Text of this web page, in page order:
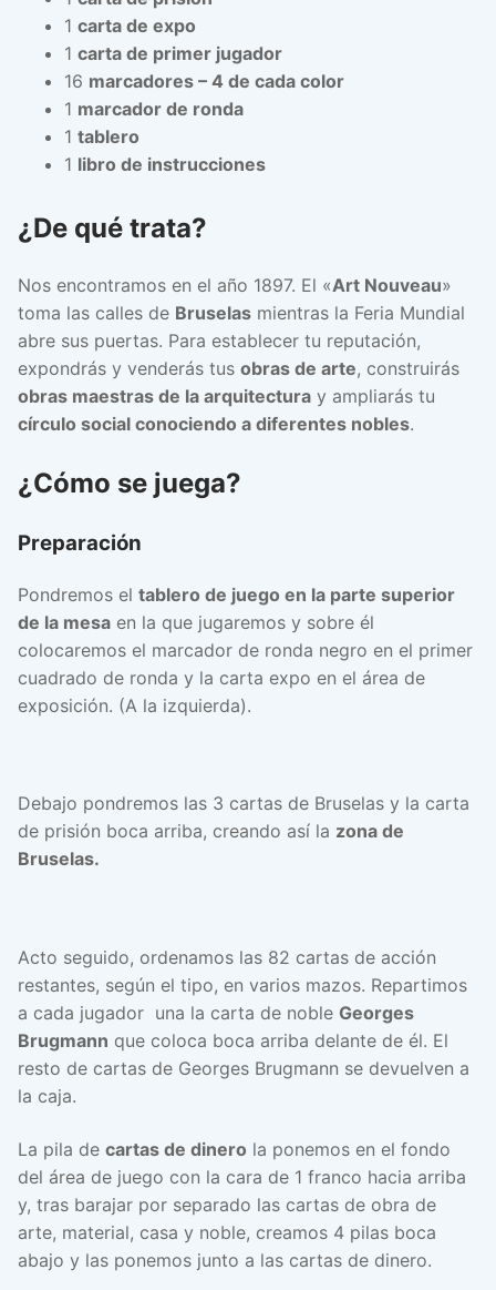
1 carta de expo
1 carta de primer jugador
16 marcadores – 4 de cada color
1 marcador de ronda
1 tablero
1 libro de instrucciones
¿De qué trata?
Nos encontramos en el año 1897. El «Art Nouveau»
toma las calles de Bruselas mientras la Feria Mundial
abre sus puertas. Para establecer tu reputación,
expondrás y venderás tus obras de arte, construirás
obras maestras de la arquitectura y ampliarás tu
círculo social conociendo a diferentes nobles.
¿Cómo se juega?
Preparación
Pondremos el tablero de juego en la parte superior
de la mesa en la que jugaremos y sobre él
colocaremos el marcador de ronda negro en el primer
cuadrado de ronda y la carta expo en el área de
exposición. (A la izquierda).
Debajo pondremos las 3 cartas de Bruselas y la carta
de prisión boca arriba, creando así la zona de
Bruselas.
Acto seguido, ordenamos las 82 cartas de acción
restantes, según el tipo, en varios mazos. Repartimos
a cada jugador una la carta de noble Georges
Brugmann que coloca boca arriba delante de él. El
resto de cartas de Georges Brugmann se devuelven a
la caja.
La pila de cartas de dinero la ponemos en el fondo
del área de juego con la cara de 1 franco hacia arriba
y, tras barajar por separado las cartas de obra de
arte, material, casa y noble, creamos 4 pilas boca
abajo y las ponemos junto a las cartas de dinero.